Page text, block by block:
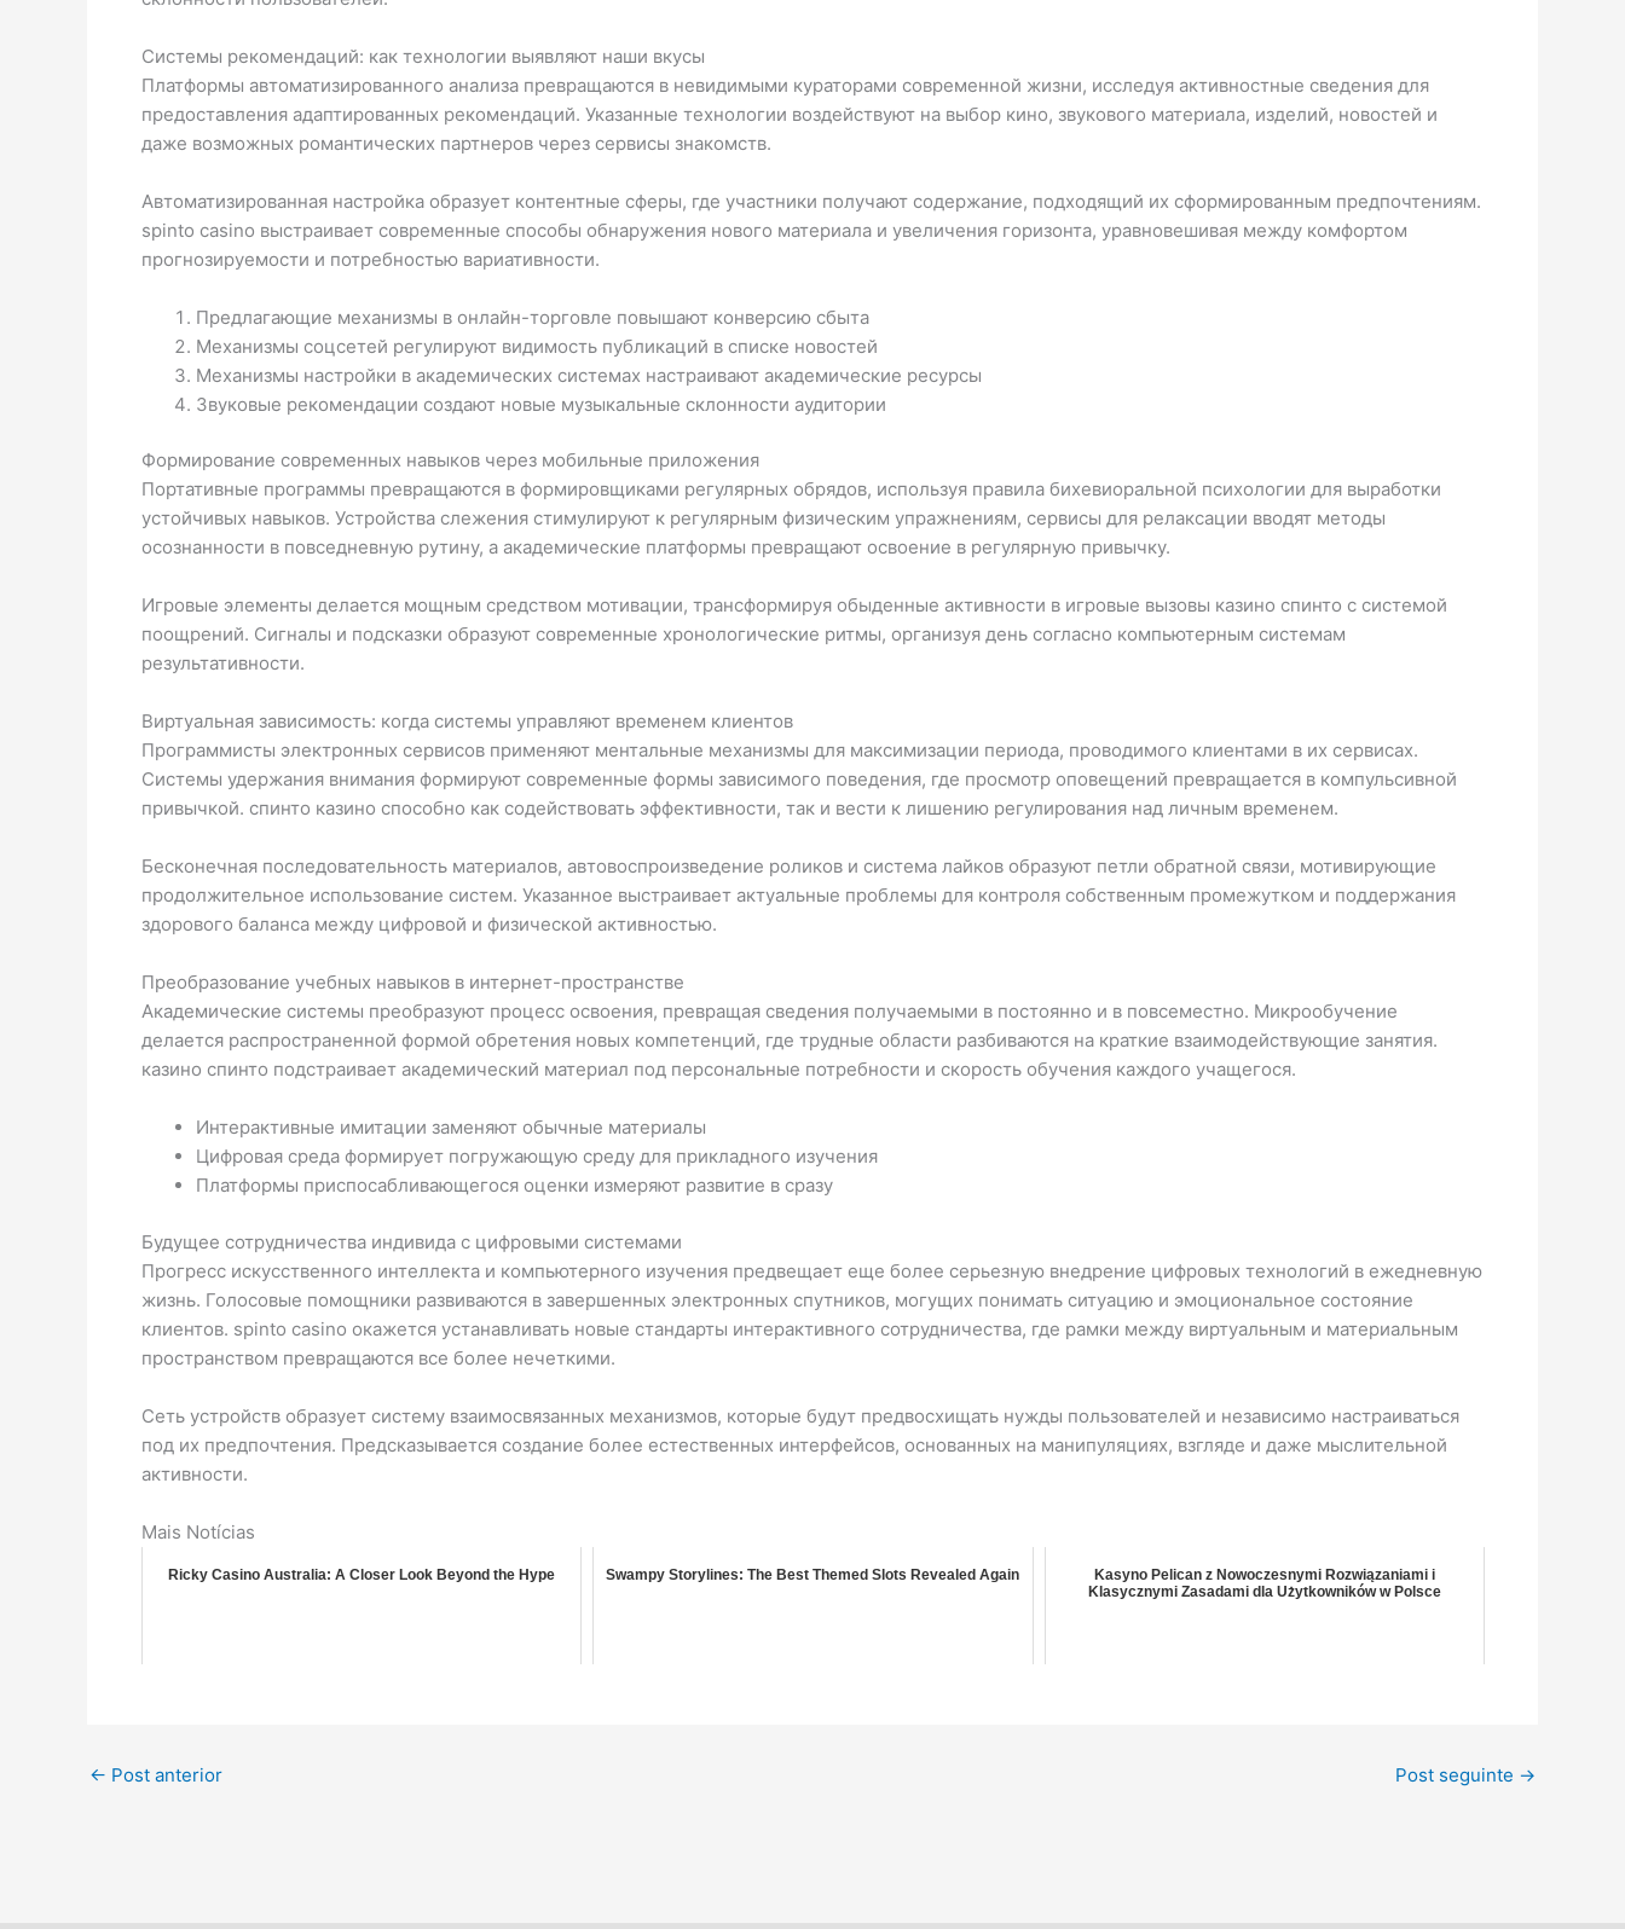
Системы рекомендаций: как технологии выявляют наши вкусы
Платформы автоматизированного анализа превращаются в невидимыми кураторами современной жизни, исследуя активностные сведения для
предоставления адаптированных рекомендаций. Указанные технологии воздействуют на выбор кино, звукового материала, изделий, новостей и
даже возможных романтических партнеров через сервисы знакомств.
Автоматизированная настройка образует контентные сферы, где участники получают содержание, подходящий их сформированным предпочтениям.
spinto casino выстраивает современные способы обнаружения нового материала и увеличения горизонта, уравновешивая между комфортом
прогнозируемости и потребностью вариативности.
Предлагающие механизмы в онлайн-торговле повышают конверсию сбыта
Механизмы соцсетей регулируют видимость публикаций в списке новостей
Механизмы настройки в академических системах настраивают академические ресурсы
Звуковые рекомендации создают новые музыкальные склонности аудитории
Формирование современных навыков через мобильные приложения
Портативные программы превращаются в формировщиками регулярных обрядов, используя правила бихевиоральной психологии для выработки
устойчивых навыков. Устройства слежения стимулируют к регулярным физическим упражнениям, сервисы для релаксации вводят методы
осознанности в повседневную рутину, а академические платформы превращают освоение в регулярную привычку.
Игровые элементы делается мощным средством мотивации, трансформируя обыденные активности в игровые вызовы казино спинто с системой
поощрений. Сигналы и подсказки образуют современные хронологические ритмы, организуя день согласно компьютерным системам
результативности.
Виртуальная зависимость: когда системы управляют временем клиентов
Программисты электронных сервисов применяют ментальные механизмы для максимизации периода, проводимого клиентами в их сервисах.
Системы удержания внимания формируют современные формы зависимого поведения, где просмотр оповещений превращается в компульсивной
привычкой. спинто казино способно как содействовать эффективности, так и вести к лишению регулирования над личным временем.
Бесконечная последовательность материалов, автовоспроизведение роликов и система лайков образуют петли обратной связи, мотивирующие
продолжительное использование систем. Указанное выстраивает актуальные проблемы для контроля собственным промежутком и поддержания
здорового баланса между цифровой и физической активностью.
Преобразование учебных навыков в интернет-пространстве
Академические системы преобразуют процесс освоения, превращая сведения получаемыми в постоянно и в повсеместно. Микрообучение
делается распространенной формой обретения новых компетенций, где трудные области разбиваются на краткие взаимодействующие занятия.
казино спинто подстраивает академический материал под персональные потребности и скорость обучения каждого учащегося.
Интерактивные имитации заменяют обычные материалы
Цифровая среда формирует погружающую среду для прикладного изучения
Платформы приспосабливающегося оценки измеряют развитие в сразу
Будущее сотрудничества индивида с цифровыми системами
Прогресс искусственного интеллекта и компьютерного изучения предвещает еще более серьезную внедрение цифровых технологий в ежедневную
жизнь. Голосовые помощники развиваются в завершенных электронных спутников, могущих понимать ситуацию и эмоциональное состояние
клиентов. spinto casino окажется устанавливать новые стандарты интерактивного сотрудничества, где рамки между виртуальным и материальным
пространством превращаются все более нечеткими.
Сеть устройств образует систему взаимосвязанных механизмов, которые будут предвосхищать нужды пользователей и независимо настраиваться
под их предпочтения. Предсказывается создание более естественных интерфейсов, основанных на манипуляциях, взгляде и даже мыслительной
активности.
Mais Notícias
Ricky Casino Australia: A Closer Look Beyond the Hype Swampy Storylines: The Best Themed Slots Revealed Again
Kasyno Pelican z Nowoczesnymi Rozwiązaniami i
Klasycznymi Zasadami dla Użytkowników w Polsce
← Post anterior Post seguinte →